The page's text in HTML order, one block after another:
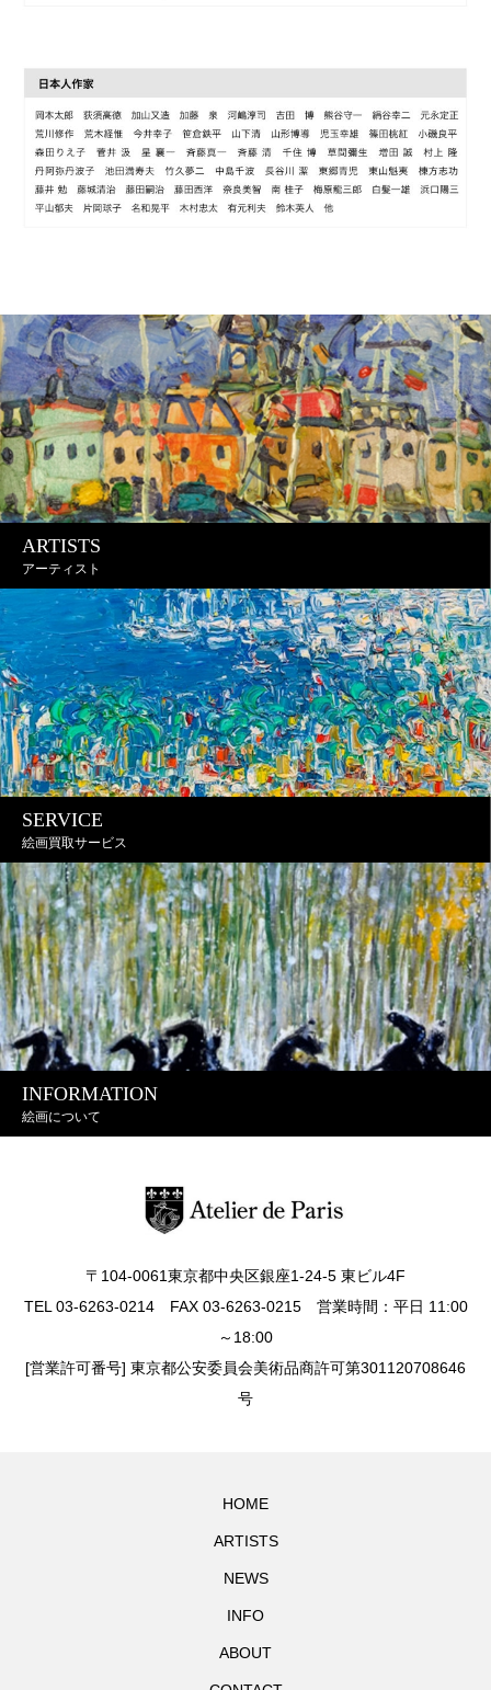
ARTISTS
アーティスト
SERVICE
絵画買取サービス
INFORMATION
絵画について
〒104-0061東京都中央区銀座1-24-5 東ビル4F
TEL 03-6263-0214 FAX 03-6263-0215 営業時間：平日 11:00
～18:00
[営業許可番号] 東京都公安委員会美術品商許可第301120708646
号
HOME
ARTISTS
NEWS
INFO
ABOUT